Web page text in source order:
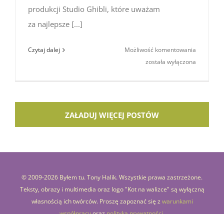
produkcji Studio Ghibli, które uważam
za najlepsze [...]
Czytaj dalej Możliwość komentowania
została wyłączona
ZAŁADUJ WIĘCEJ POSTÓW
© 2009-2026 Byłem tu. Tony Halik. Wszystkie prawa zastrzeżone.
Teksty, obrazy i multimedia oraz logo "Kot na walizce" są wyłączną
własnością ich twórców. Proszę zapoznać się z warunkami